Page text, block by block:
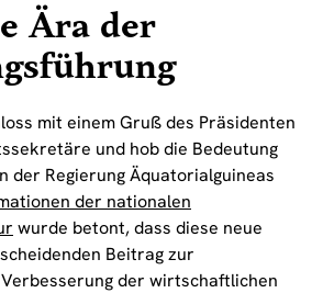
Ära der
mit einem Gruß des Präsidenten
und hob die Bedeutung
der Regierung Äquatorialguineas
der nationalen
wurde betont, dass diese neue
Beitrag zur
der wirtschaftlichen